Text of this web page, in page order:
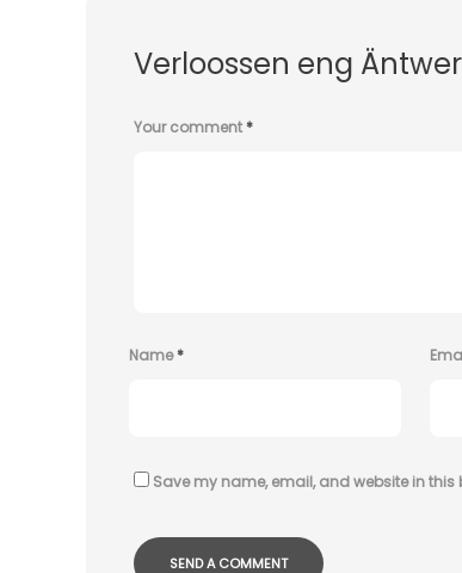
Verloossen eng
Your comment*
Name*
Save my name, email, and website in